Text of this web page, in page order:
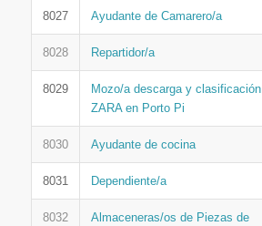
8027 Ayudante de Camarero/a
8028 Repartidor/a
8029
Mozo/a descarga y clasificación
ZARA en Porto Pi
8030 Ayudante de cocina
8031 Dependiente/a
8032
Almaceneras/os de Piezas de